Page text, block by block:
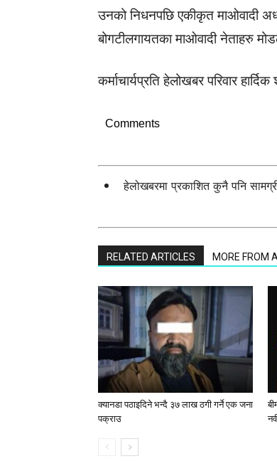
उनको निधनपछि एकीकृत माओवादी
बोगटीलगायतका माओवादी नेताहरु
कर्माचार्यप्रति हेलोखबर परिवार
Comments
हेलोखबरमा प्रकाशित कुनै पनि
RELATED ARTICLES MORE FROM
क्यानडा पठाइदिने भन्दै ३७ लाख ठगी गर्ने एक जना
पक्राउ